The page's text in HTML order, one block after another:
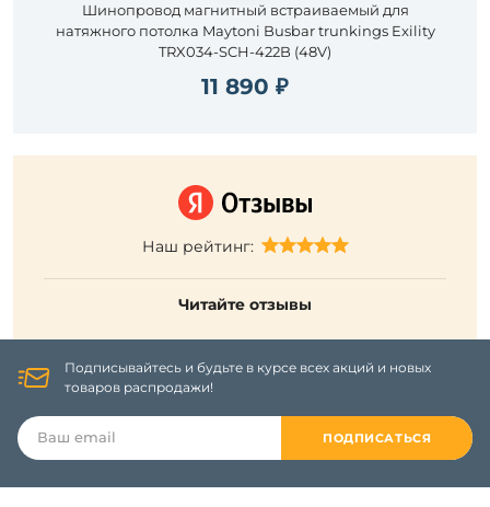
Шинопровод магнитный встраиваемый для
натяжного потолка Maytoni Busbar trunkings Exility
TRX034-SCH-422B (48V)
11 890 ₽
Наш рейтинг:
Читайте отзывы
Подписывайтесь и будьте в курсе всех акций и новых
товаров распродажи!
ПОДПИСАТЬСЯ